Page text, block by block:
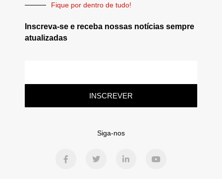
Fique por dentro de tudo!
Inscreva-se e receba nossas notícias sempre
atualizadas
INSCREVER
Siga-nos